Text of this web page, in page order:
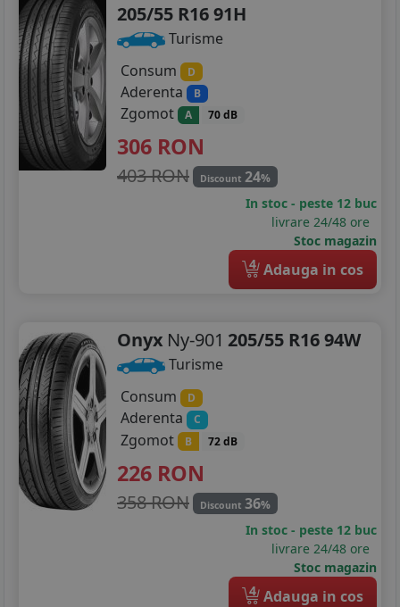
205/55 R16 91H
Turisme
Consum
D
Aderenta B
Zgomot A 70 dB
306 RON
403 RON Discount 24%
In stoc - peste 12 buc
livrare 24/48 ore
Stoc magazin
4 Adauga in cos
Onyx Ny-901 205/55 R16 94W
Turisme
Consum
D
Aderenta C
Zgomot B 72 dB
226 RON
358 RON Discount 36%
In stoc - peste 12 buc
livrare 24/48 ore
Stoc magazin
4 Adauga in cos